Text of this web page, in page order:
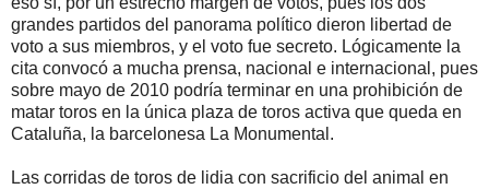
grandes partidos del panorama político dieron libertad de
voto a sus miembros, y el voto fue secreto. Lógicamente la
cita convocó a mucha prensa, nacional e internacional, pues
sobre mayo de 2010 podría terminar en una prohibición de
matar toros en la única plaza de toros activa que queda en
Cataluña, la barcelonesa La Monumental.
Las corridas de toros de lidia con sacrificio del animal en